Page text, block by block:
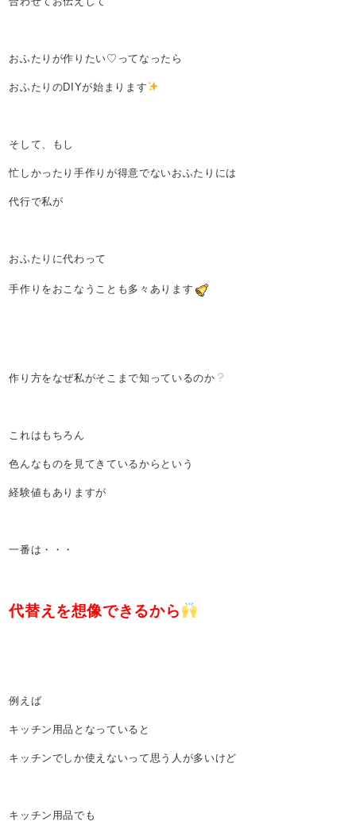
おふたりが作りたい♡ってなったら
おふたりのDIYが始まります
そして、もし
忙しかったり手作りが得意でないおふたりには
代行で私が
おふたりに代わって
手作りをおこなうことも多々あります
作り方をなぜ私がそこまで知っているのか
これはもちろん
色んなものを見てきているからという
経験値もありますが
一番は・・・
代替えを想像できるから
例えば
キッチン用品となっていると
キッチンでしか使えないって思う人が多いけど
キッチン用品でも